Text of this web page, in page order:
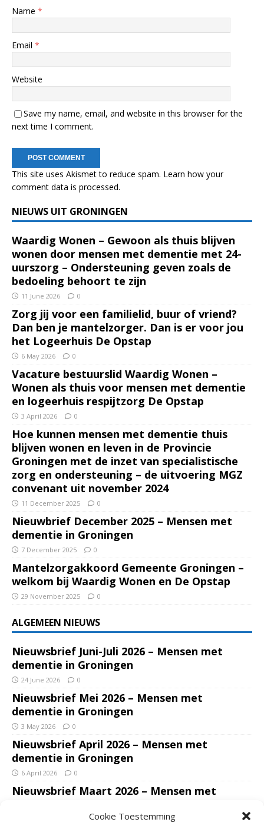
Cookie Toestemming
Name *
Email *
Website
Save my name, email, and website in this browser for the
next time I comment.
This site uses Akismet to reduce spam. Learn how your
comment data is processed.
NIEUWS UIT GRONINGEN
Waardig Wonen – Gewoon als thuis blijven
wonen door mensen met dementie met 24-
uurszorg – Ondersteuning geven zoals de
bedoeling behoort te zijn
11 June 2026 0
Zorg jij voor een familielid, buur of vriend?
Dan ben je mantelzorger. Dan is er voor jou
het Logeerhuis De Opstap
6 May 2026 0
Vacature bestuurslid Waardig Wonen –
Wonen als thuis voor mensen met dementie
en logeerhuis respijtzorg De Opstap
3 April 2026 0
Hoe kunnen mensen met dementie thuis
blijven wonen en leven in de Provincie
Groningen met de inzet van specialistische
zorg en ondersteuning – de uitvoering MGZ
convenant uit november 2024
11 December 2025 0
Nieuwbrief December 2025 – Mensen met
dementie in Groningen
7 December 2025 0
Mantelzorgakkoord Gemeente Groningen –
welkom bij Waardig Wonen en De Opstap
29 November 2025 0
ALGEMEEN NIEUWS
Nieuwsbrief Juni-Juli 2026 – Mensen met
dementie in Groningen
24 June 2026 0
Nieuwsbrief Mei 2026 – Mensen met
dementie in Groningen
3 May 2026 0
Nieuwsbrief April 2026 – Mensen met
dementie in Groningen
6 April 2026 0
Nieuwsbrief Maart 2026 – Mensen met